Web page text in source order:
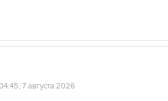
7 августа 2026